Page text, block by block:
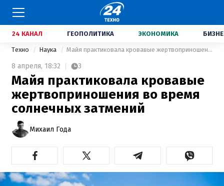
24 КАНАЛ ГЕОПОЛИТИКА ЭКОНОМИКА
Техно Наука Майя практиковала кровавые жертвоприношения во время солнечных затмений
8 апреля, 18:32 3
Майя практиковала кровавые
жертвоприношения во время
солнечных затмений
Михаил Года